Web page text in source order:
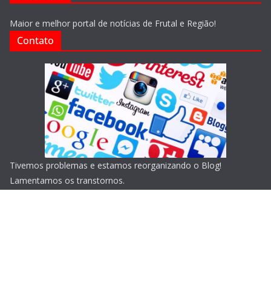
Maior e melhor portal de notícias de Frutal e Região!
Contato
Tivemos problemas e estamos reorganizando o Blog!
Lamentamos os transtornos.